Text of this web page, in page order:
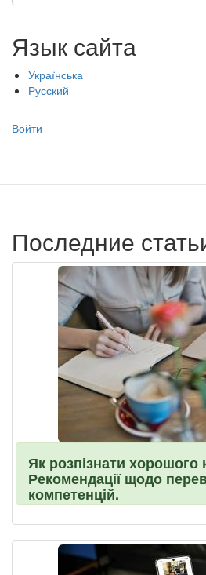
Язык сайта
Українська
Русский
Меню
записи
Войти
Последние
Як розпізнати хорошого
Рекомендації щодо
компетенцій.